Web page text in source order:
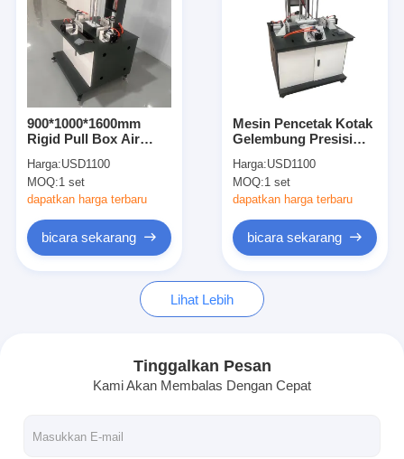
Video
Tentang kami
Tur Pabrik
Hubungi kami
Memotong baja aturan
Die Cutting Consumables
900*1000*1600mm
Rigid Pull Box Air
untuk membentuk
kertas
Harga:USD1100
MOQ:1 set
dapatkan harga terbaru
bicara sekarang
Mesin Pencetak Kotak
Gelembung Presisi
900*1000*1600mm
Harga:USD1100
MOQ:1 set
dapatkan harga terbaru
bicara sekarang
Lihat Lebih
Tinggalkan Pesan
Kami Akan Membalas Dengan Cepat